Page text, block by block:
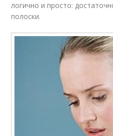
логично и просто:
полоски.